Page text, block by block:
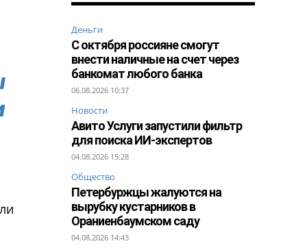
Деньги
С октября россияне смогут
внести наличные на счет через
банкомат любого банка
06.08.2026 10:37
Новости
Авито Услуги запустили фильтр
для поиска ИИ-экспертов
04.08.2026 15:28
Общество
Петербуржцы жалуются на
вырубку кустарников в
Ораниенбаумском саду
04.08.2026 14:43